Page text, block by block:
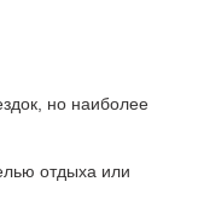
но наиболее
отдыха или